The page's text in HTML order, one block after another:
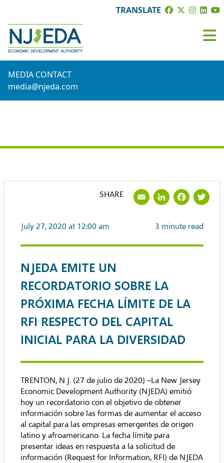
TRANSLATE
MEDIA CONTACT
media@njeda.com
July 27, 2020 at 12:00 am 3 minute read
NJEDA EMITE UN
RECORDATORIO SOBRE LA
PRÓXIMA FECHA LÍMITE DE LA
RFI RESPECTO DEL CAPITAL
INICIAL PARA LA DIVERSIDAD
TRENTON, N.J. (27 de julio de 2020) –La New Jersey
Economic Development Authority (NJEDA) emitió
hoy un recordatorio con el objetivo de obtener
información sobre las formas de aumentar el acceso
al capital para las empresas emergentes de origen
latino y afroamericano. La fecha límite para
presentar ideas en respuesta a la solicitud de
información (Request for Information, RFI) de NJEDA
SHARE Email